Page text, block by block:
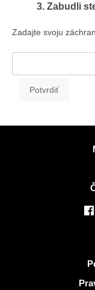
3. Zabudli
Zadajte svoju